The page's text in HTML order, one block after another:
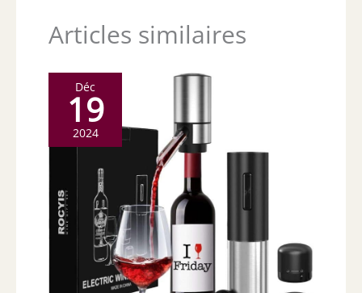
Articles similaires
Déc
19
2024